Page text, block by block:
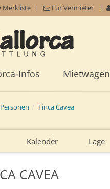
Merkliste | Für Vermieter |
Infos Mietwagen
Finca Cavea
Kalender Lage
CAVEA